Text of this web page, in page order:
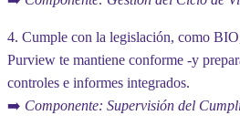
4. Cumple con la legislación, como
Purview te mantiene conforme -y
controles e informes integrados.
➡️ Componente: Supervisión del